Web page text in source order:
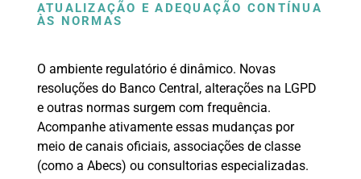
ATUALIZAÇÃO E ADEQUAÇÃO CONTÍNUA
ÀS NORMAS
O ambiente regulatório é dinâmico. Novas
resoluções do Banco Central, alterações na LGPD
e outras normas surgem com frequência.
Acompanhe ativamente essas mudanças por
meio de canais oficiais, associações de classe
(como a Abecs) ou consultorias especializadas.